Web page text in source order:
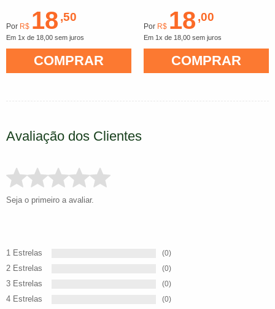
Por R$ 18 ,50
Em 1x de 18,00 sem juros
COMPRAR
Por R$ 18 ,00
Em 1x de 18,00 sem juros
COMPRAR
Avaliação dos Clientes
Seja o primeiro a avaliar.
1 Estrelas (0)
2 Estrelas (0)
3 Estrelas (0)
4 Estrelas (0)